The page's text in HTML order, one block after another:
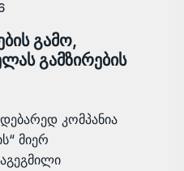
გამო,
გამზირების
კომპანია
მიერ